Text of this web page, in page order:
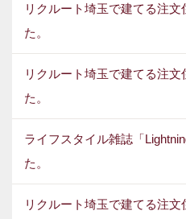
リクルート埼玉で建てる注
た。
リクルート埼玉で建てる注
た。
ライフスタイル雑誌「
た。
リクルート埼玉で建てる注